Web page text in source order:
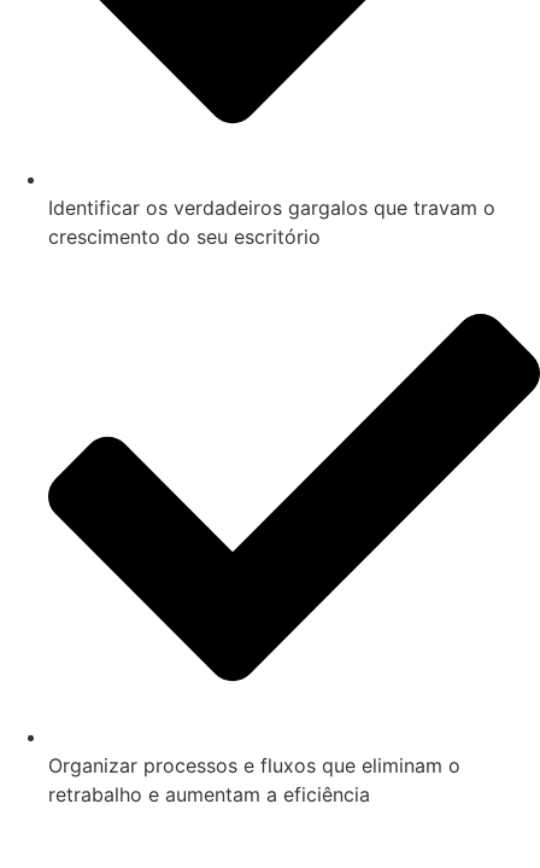
Identificar os verdadeiros gargalos que travam o
crescimento do seu escritório
Organizar processos e fluxos que eliminam o
retrabalho e aumentam a eficiência